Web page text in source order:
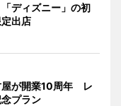
ディズニー」の初
出店
屋が開業10周年 レ
プラン